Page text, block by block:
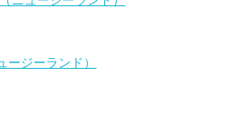
ージーランド）